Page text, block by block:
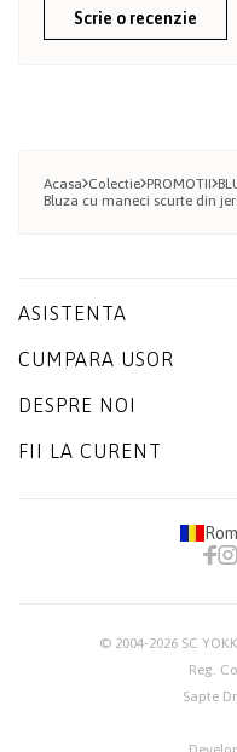
Scrie o recenzie
Acasa Colectie PROMOTII
Bluza cu maneci scurte din
ASISTENTA
CUMPARA USOR
DESPRE NOI
FII LA CURENT
© 2004-2026 SC
Reg.
Sapte